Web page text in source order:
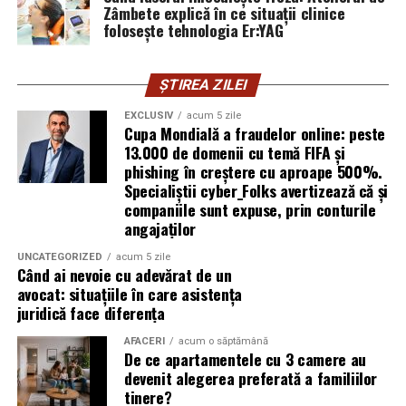
Subiectul a fost semnalat și de FBI, care a inclus în
turneului, de la fraude online și furtul datelor până la
operațiuni de dezinformare.
Avertismentele publice s-au concentrat în principal
asupra fanilor și infrastructurii orașelor gazdă, însă
specialiștii atrag atenția că firmele pot fi afectate
inclusiv atunci când nu au nicio legătură directă cu
industria sportului, turismului sau vânzarea de bilete.
Atacurile sunt mai eficiente în contextul
evenimentelor globale
Campaniile de phishing asociate evenimentelor
importante profită de interesul public ridicat, de
presiunea timpului și de teama utilizatorilor că ar putea
pierde o ofertă sau o oportunitate. Mesajele care anunță
Zâmbete explică în ce situații clinice
folosește tehnologia Er:YAG
ȘTIREA ZILEI
EXCLUSIV acum 5 zile
Cupa Mondială a fraudelor online: peste
13.000 de domenii cu temă FIFA și
phishing în creștere cu aproape 500%.
Specialiștii cyber_Folks avertizează că și
companiile sunt expuse, prin conturile
angajaților
UNCATEGORIZED acum 5 zile
Când ai nevoie cu adevărat de un
avocat: situațiile în care asistența
juridică face diferența
AFACERI acum o săptămână
De ce apartamentele cu 3 camere au
devenit alegerea preferată a familiilor
tinere?